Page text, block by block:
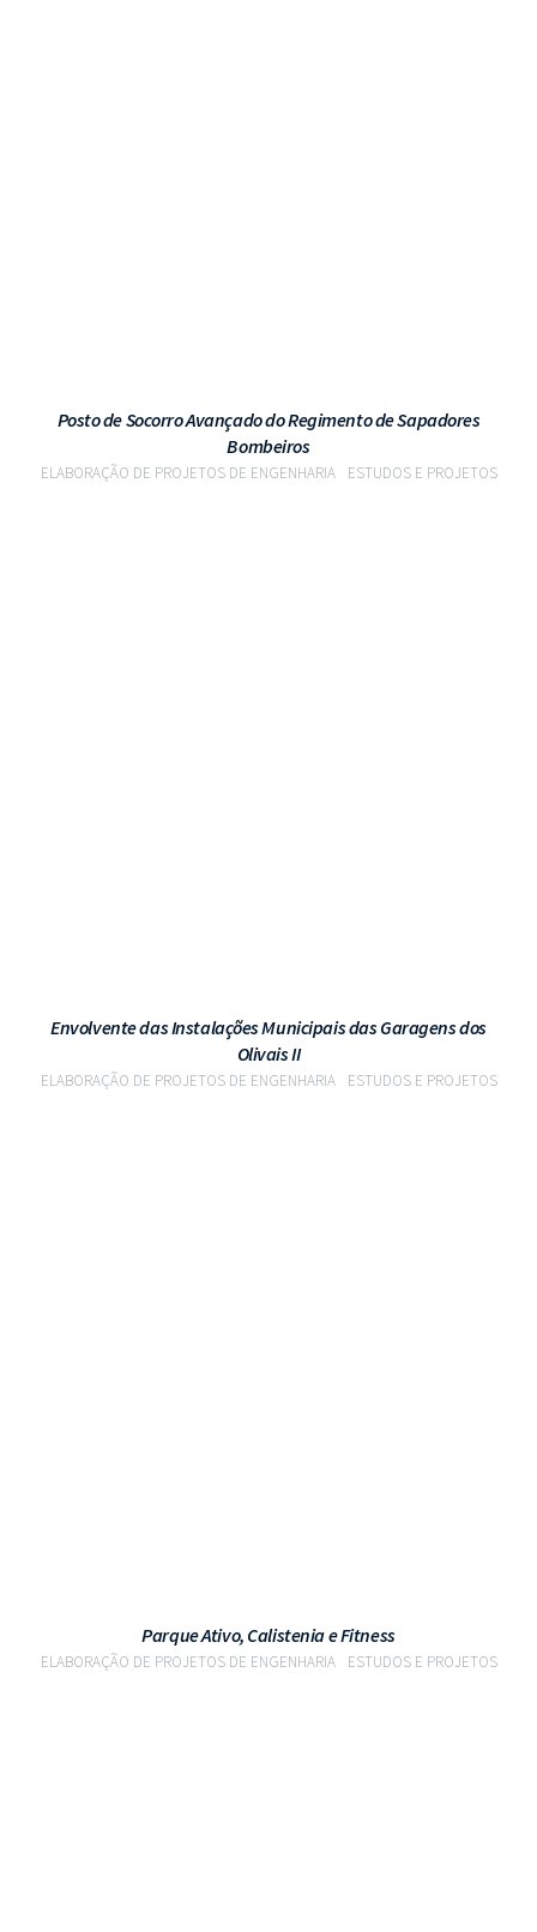
Posto de Socorro Avançado do Regimento de Sapadores
Bombeiros
ELABORAÇÃO DE PROJETOS DE ENGENHARIA ESTUDOS E PROJETOS
Envolvente das Instalações Municipais das Garagens dos
Olivais II
ELABORAÇÃO DE PROJETOS DE ENGENHARIA ESTUDOS E PROJETOS
Parque Ativo, Calistenia e Fitness
ELABORAÇÃO DE PROJETOS DE ENGENHARIA ESTUDOS E PROJETOS